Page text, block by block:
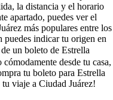
la distancia y el horario
apartado, puedes ver el
más populares entre los
indicar tu origen en
un boleto de Estrella
desde tu casa,
tu boleto para Estrella
viaje a Ciudad Juárez!